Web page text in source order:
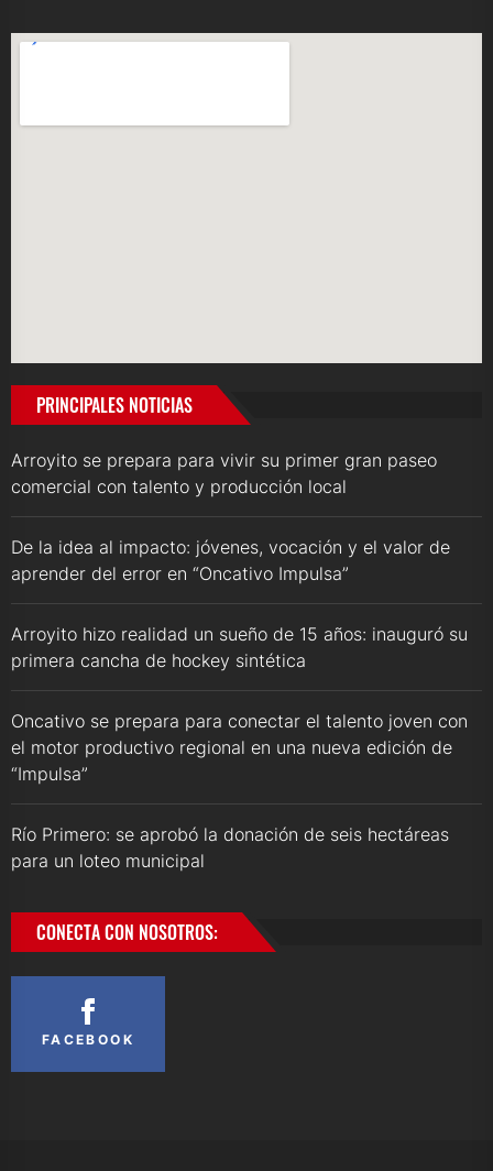
PRINCIPALES NOTICIAS
Arroyito se prepara para vivir su primer gran paseo
comercial con talento y producción local
De la idea al impacto: jóvenes, vocación y el valor de
aprender del error en “Oncativo Impulsa”
Arroyito hizo realidad un sueño de 15 años: inauguró su
primera cancha de hockey sintética
Oncativo se prepara para conectar el talento joven con
el motor productivo regional en una nueva edición de
“Impulsa”
Río Primero: se aprobó la donación de seis hectáreas
para un loteo municipal
CONECTA CON NOSOTROS:
FACEBOOK